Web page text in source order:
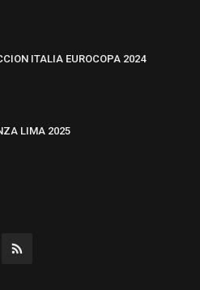
ITALIA EUROCOPA 2024
LIMA 2025